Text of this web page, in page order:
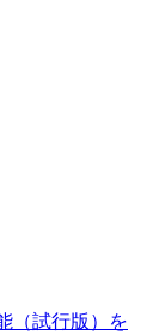
（試行版）を